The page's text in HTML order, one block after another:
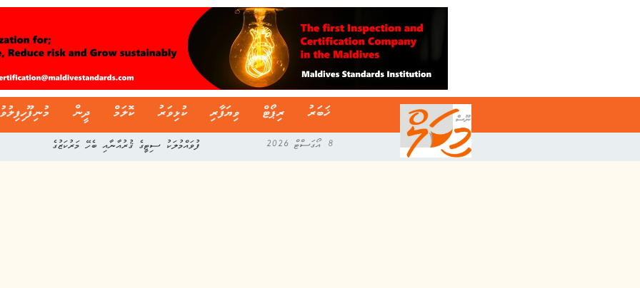
ޚަބަރު ރިޕޯޓް ވިޔަފާރި ކުޅިވަރު ކޮލަމް ދީން
8 އޯގަސްޓް 2026 ފުވައްމުލަކު ސިޓީގެ ޤުރުއާނާއި ބެހޭ މަރުކަޒުގެ